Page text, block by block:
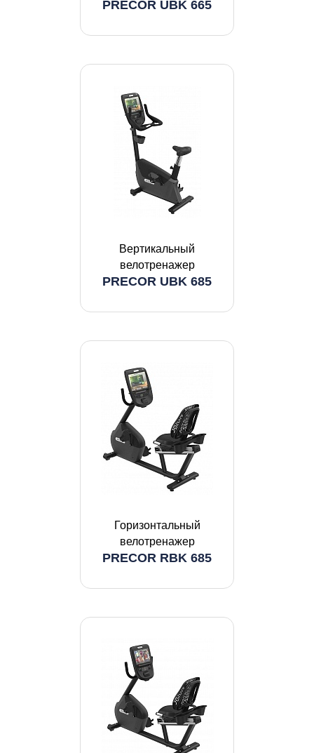
PRECOR UBK 665
Вертикальный
велотренажер
PRECOR UBK 685
Горизонтальный
велотренажер
PRECOR RBK 685